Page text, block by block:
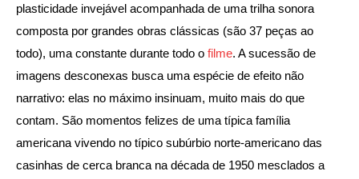
plasticidade invejável acompanhada de uma trilha sonora
composta por grandes obras clássicas (são 37 peças ao
todo), uma constante durante todo o filme. A sucessão de
imagens desconexas busca uma espécie de efeito não
narrativo: elas no máximo insinuam, muito mais do que
contam. São momentos felizes de uma típica família
americana vivendo no típico subúrbio norte-americano das
casinhas de cerca branca na década de 1950 mesclados a